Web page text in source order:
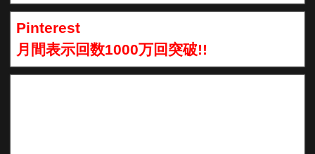
Pinterest
月間表示回数1000万回突破!!